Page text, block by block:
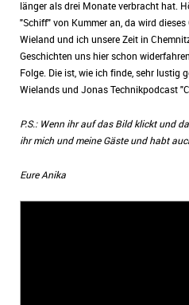
länger als drei Monate verbracht hat.
"Schiff" von Kummer an, da wird
Wieland und ich unsere Zeit in
Geschichten uns hier schon
Folge. Die ist, wie ich finde, sehr lustig
Wielands und Jonas Technikpodcast
P.S.: Wenn ihr auf das Bild klickt und
ihr mich und meine Gäste und habt
Eure Anika